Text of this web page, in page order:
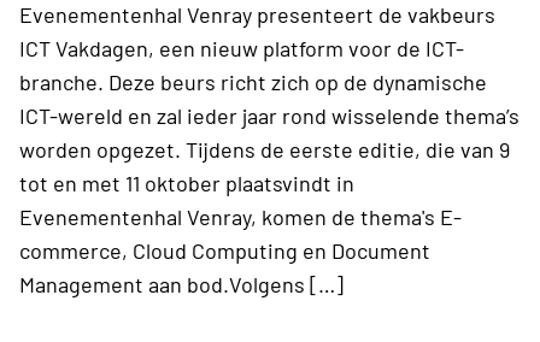
Evenementenhal Venray presenteert de vakbeurs
ICT Vakdagen, een nieuw platform voor de ICT-
branche. Deze beurs richt zich op de dynamische
ICT-wereld en zal ieder jaar rond wisselende thema’s
worden opgezet. Tijdens de eerste editie, die van 9
tot en met 11 oktober plaatsvindt in
Evenementenhal Venray, komen de thema's E-
commerce, Cloud Computing en Document
Management aan bod.Volgens […]